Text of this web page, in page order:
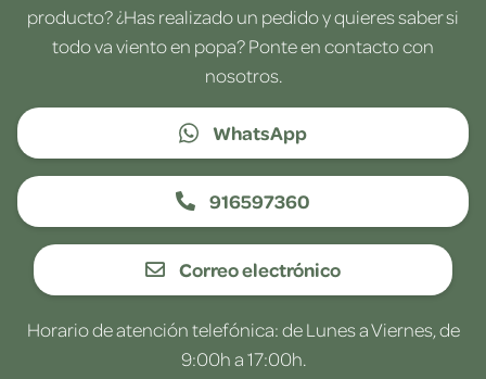
producto? ¿Has realizado un pedido y quieres saber si
todo va viento en popa? Ponte en contacto con
nosotros.
WhatsApp
916597360
Correo electrónico
Horario de atención telefónica: de Lunes a Viernes, de
9:00h a 17:00h.